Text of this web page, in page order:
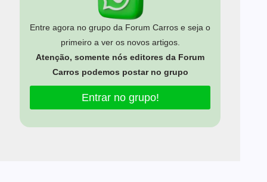
Entre agora no grupo da Forum Carros e seja o
primeiro a ver os novos artigos.
Atenção, somente nós editores da Forum
Carros podemos postar no grupo
Entrar no grupo!